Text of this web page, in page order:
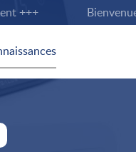
+++